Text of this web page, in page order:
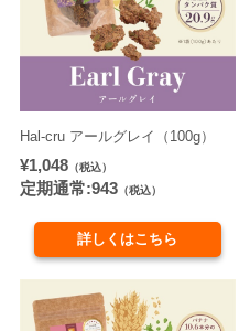
Hal-cru アールグレイ（100g）
¥1,048（税込）
定期通常:943（税込）
詳しくはこちら